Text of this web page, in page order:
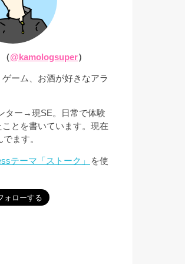
@kamologsuper）
ーム、お酒が好きなアラ
ター→現SE。日常で体験
とを書いています。現在
ます。
テーマ「ストーク」
を使